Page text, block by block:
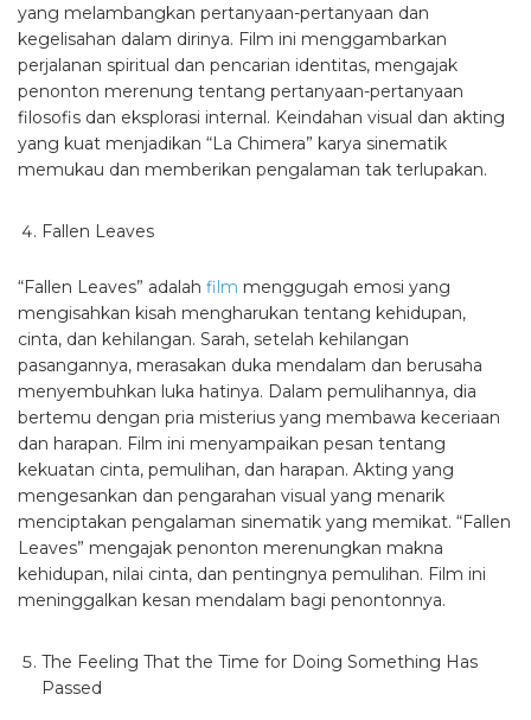
yang melambangkan pertanyaan-pertanyaan dan
kegelisahan dalam dirinya. Film ini menggambarkan
perjalanan spiritual dan pencarian identitas, mengajak
penonton merenung tentang pertanyaan-pertanyaan
filosofis dan eksplorasi internal. Keindahan visual dan akting
yang kuat menjadikan “La Chimera” karya sinematik
memukau dan memberikan pengalaman tak terlupakan.
Fallen Leaves
“Fallen Leaves” adalah film menggugah emosi yang
mengisahkan kisah mengharukan tentang kehidupan,
cinta, dan kehilangan. Sarah, setelah kehilangan
pasangannya, merasakan duka mendalam dan berusaha
menyembuhkan luka hatinya. Dalam pemulihannya, dia
bertemu dengan pria misterius yang membawa keceriaan
dan harapan. Film ini menyampaikan pesan tentang
kekuatan cinta, pemulihan, dan harapan. Akting yang
mengesankan dan pengarahan visual yang menarik
menciptakan pengalaman sinematik yang memikat. “Fallen
Leaves” mengajak penonton merenungkan makna
kehidupan, nilai cinta, dan pentingnya pemulihan. Film ini
meninggalkan kesan mendalam bagi penontonnya.
The Feeling That the Time for Doing Something Has
Passed